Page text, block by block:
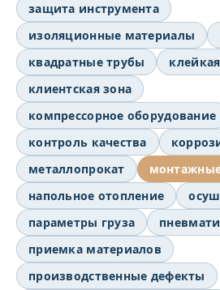
защита инструмента
изоляционные материалы
квадратные трубы
клиентская зона
компрессорное оборудование
контроль качества
металлопрокат
напольное отопление
параметры груза
приемка материалов
производственные дефекты